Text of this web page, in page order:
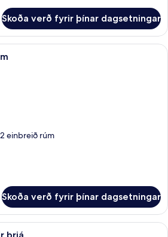
Skoða verð fyrir þínar dagsetningar
Skrifborð, vinnuaðstaða fyrir
einbreið rúm
Skoða verð fyrir þínar dagsetningar
Skrifborð, vinnuaðstaða fyrir